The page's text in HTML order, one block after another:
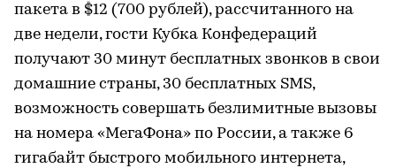
пакета в $12 (700 рублей), рассчитанного на
две недели, гости Кубка Конфедераций
получают 30 минут бесплатных звонков в свои
домашние страны, 30 бесплатных SMS,
возможность совершать безлимитные вызовы
на номера «МегаФона» по России, а также 6
гигабайт быстрого мобильного интернета,